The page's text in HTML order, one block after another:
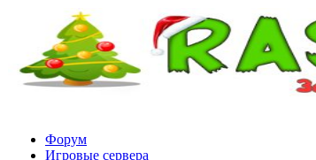
Форум
Игровые сервера